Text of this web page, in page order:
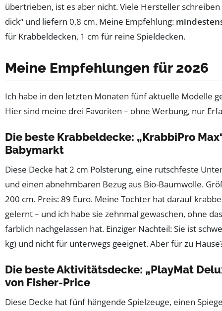
übertrieben, ist es aber nicht. Viele Hersteller schreiben
dick“ und liefern 0,8 cm. Meine Empfehlung:
für Krabbeldecken, 1 cm für reine Spieldecken.
Meine Empfehlungen für 2026
Ich habe in den letzten Monaten fünf aktuelle Modelle
Hier sind meine drei Favoriten – ohne Werbung, nur
Die beste Krabbeldecke: „KrabbiPro
Babymarkt
Diese Decke hat 2 cm Polsterung, eine rutschfeste
und einen abnehmbaren Bezug aus Bio-Baumwolle.
200 cm. Preis: 89 Euro. Meine Tochter hat darauf
gelernt – und ich habe sie zehnmal gewaschen, ohne
farblich nachgelassen hat. Einziger Nachteil: Sie ist
kg) und nicht für unterwegs geeignet. Aber für zu
Die beste Aktivitätsdecke: „PlayMat
von Fisher-Price
Diese Decke hat fünf hängende Spielzeuge, einen